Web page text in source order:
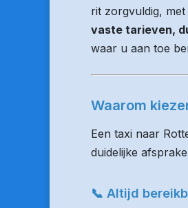
rit zorgvuldig,
vaste tarieven,
waar u aan toe
Waarom
Een taxi naar
duidelijke
📞 Altijd